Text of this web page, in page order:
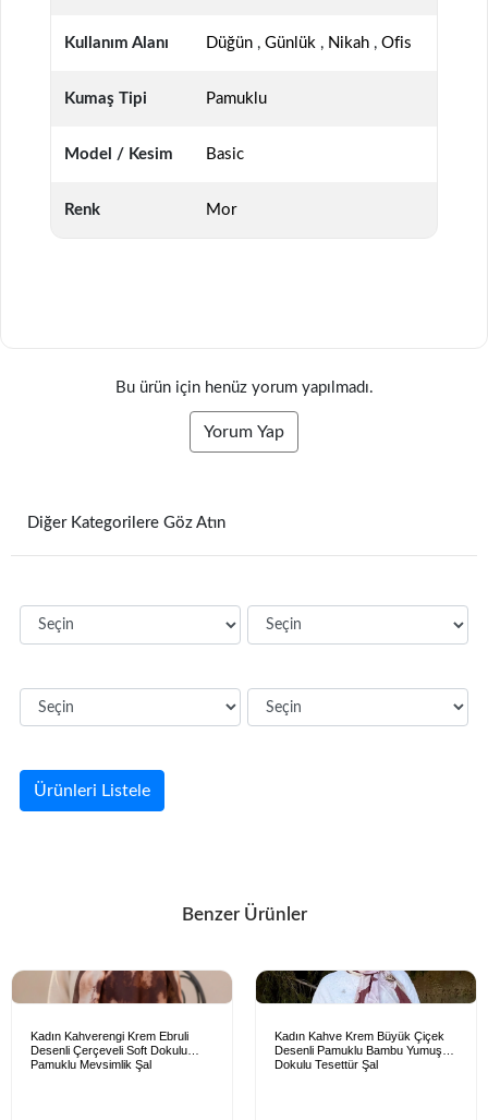
Kullanım Alanı Düğün , Günlük , Nikah , Ofis
Kumaş Tipi Pamuklu
Model / Kesim Basic
Renk Mor
Bu ürün için henüz yorum yapılmadı.
Yorum Yap
Diğer Kategorilere Göz Atın
Ürünleri Listele
Benzer Ürünler
Kadın Kahverengi Krem Ebruli
Desenli Çerçeveli Soft Dokulu
Pamuklu Mevsimlik Şal
Kadın Kahve Krem Büyük Çiçek
Desenli Pamuklu Bambu Yumuşak
Dokulu Tesettür Şal